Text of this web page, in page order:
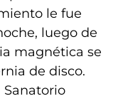
le fue
luego de
magnética se
de disco.
Sanatorio